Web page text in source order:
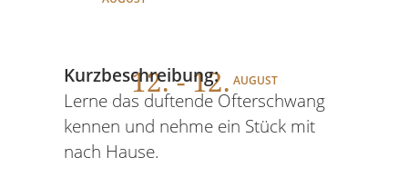
12. - 12. AUGUST
Kurzbeschreibung:
Lerne das duftende Ofterschwang
kennen und nehme ein Stück mit
nach Hause.